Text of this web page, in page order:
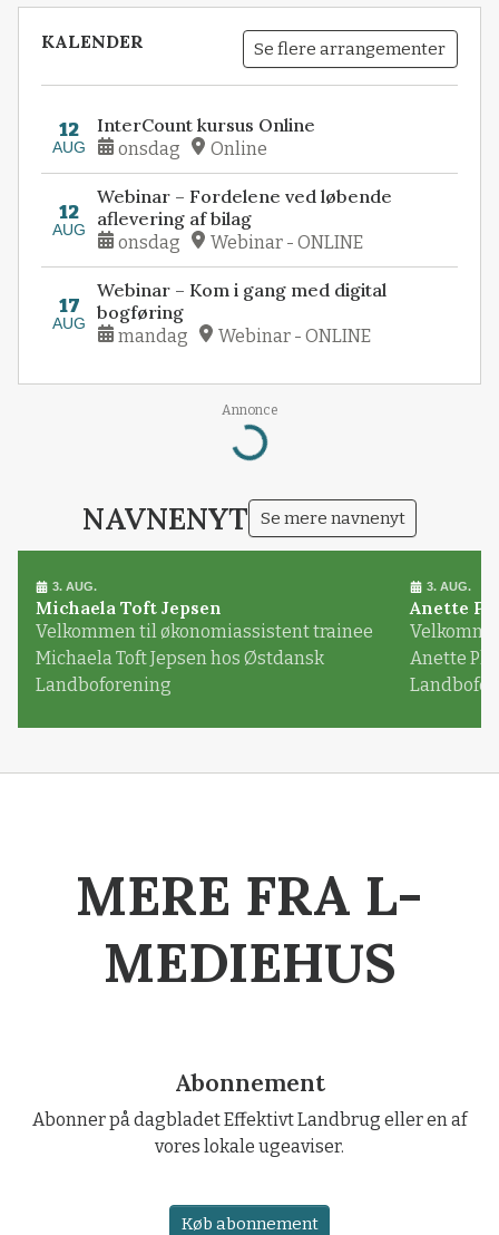
KALENDER Se flere arrangementer
12
AUG
InterCount kursus Online
onsdag Online
12
AUG
Webinar – Fordelene ved løbende
aflevering af bilag
onsdag Webinar - ONLINE
17
AUG
Webinar – Kom i gang med digital
bogføring
mandag Webinar - ONLINE
Annonce
Loading...
NAVNENYT Se mere navnenyt
3. AUG.
Michaela Toft Jepsen
Velkommen til økonomiassistent trainee
Michaela Toft Jepsen hos Østdansk
Landboforening
3. AUG.
Anette
Anette
MERE FRA L-
MEDIEHUS
Abonnement
Abonner på dagbladet Effektivt Landbrug eller en af
vores lokale ugeaviser.
Køb abonnement